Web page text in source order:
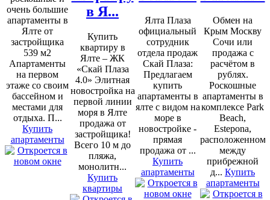
очень большие
апартаменты в
Ялте от
застройщика
539 м2
Апартаменты
на первом
этаже со своим
бассейном и
местами для
отдыха. П...
Купить
апартаменты
в Я...
Купить
квартиру в
Ялте – ЖК
«Скай Плаза
4.0» Элитная
новостройка на
первой линии
моря в Ялте
продажа от
застройщика!
Всего 10 м до
пляжа,
монолитн...
Купить
квартиры
Ялта Плаза
официальный
сотрудник
отдела продаж
Скай Плаза:
Предлагаем
купить
апартаменты в
ялте с видом на
море в
новостройке -
прямая
продажа от ...
Купить
апартаменты
Обмен на
Крым Москву
Сочи или
продажа с
расчётом в
рублях.
Роскошные
апартаменты в
комплексе Park
Beach,
Estepona,
расположенном
между
прибрежной
д... Купить
апартаменты